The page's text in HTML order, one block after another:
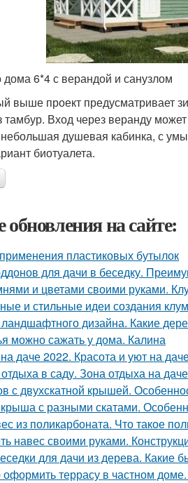
дома 6*4 с верандой и санузлом
выше проект предусматривает
тамбур. Вход через веранду
душевая кабинка, с
биотуалета.
на сайте:
пластиковых бутылок
для дачи в беседку.
и цветами своими руками.
и стильные идеи создания
дизайна. Какие
можно сажать у дома. Калина
даче 2022. Красота и уют на
в саду. Зона отдыха на
с двухскатной крышей.
с разными скатами.
из поликарбоната. Что такое
навес своими руками.
для дачи из дерева. Какие
оформить террасу в частном